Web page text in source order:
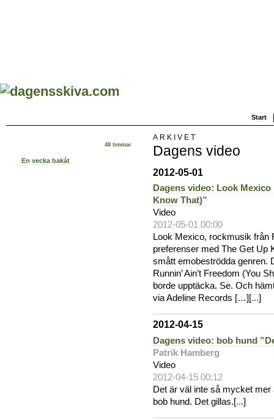
Start
48 timmar
En vecka bakåt
ARKIVET
Dagens video
2012-05-01
Dagens video: Look Mexico
Know That)”
Video
2012-05-01 00:00
Look Mexico, rockmusik från
preferenser med The Get Up
smått emobeströdda genren.
Runnin’ Ain’t Freedom (You
borde upptäcka. Se. Och
via Adeline Records […][...]
2012-04-15
Dagens video: bob hund
Patrik Hamberg
Video
2012-04-15 00:12
Det är väl inte så mycket
bob hund. Det gillas.[...]